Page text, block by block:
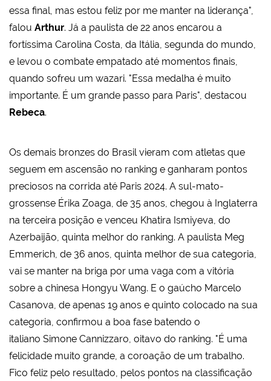
essa final, mas estou feliz por me manter na liderança",
falou Arthur. Já a paulista de 22 anos encarou a
fortíssima Carolina Costa, da Itália, segunda do mundo,
e levou o combate empatado até momentos finais,
quando sofreu um wazari. "Essa medalha é muito
importante. É um grande passo para Paris", destacou
Rebeca.
Os demais bronzes do Brasil vieram com atletas que
seguem em ascensão no ranking e ganharam pontos
preciosos na corrida até Paris 2024. A sul-mato-
grossense Érika Zoaga, de 35 anos, chegou à Inglaterra
na terceira posição e venceu Khatira Ismiyeva, do
Azerbaijão, quinta melhor do ranking. A paulista Meg
Emmerich, de 36 anos, quinta melhor de sua categoria,
vai se manter na briga por uma vaga com a vitória
sobre a chinesa Hongyu Wang. E o gaúcho Marcelo
Casanova, de apenas 19 anos e quinto colocado na sua
categoria, confirmou a boa fase batendo o
italiano Simone Cannizzaro, oitavo do ranking. "É uma
felicidade muito grande, a coroação de um trabalho.
Fico feliz pelo resultado, pelos pontos na classificação